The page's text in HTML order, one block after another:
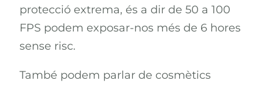
protecció extrema, és a dir de 50 a 100
FPS podem exposar-nos més de 6 hores
sense risc.
També podem parlar de cosmètics